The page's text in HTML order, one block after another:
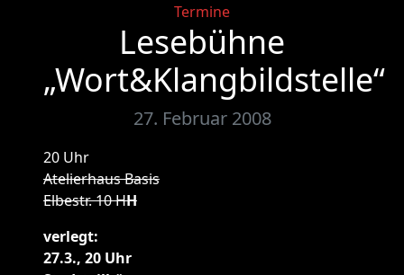
Categories
Termine
Lesebühne
„Wort&Klangbildstelle“
27. Februar 2008
20 Uhr
Atelierhaus Basis
Elbestr. 10 HH
verlegt:
27.3., 20 Uhr